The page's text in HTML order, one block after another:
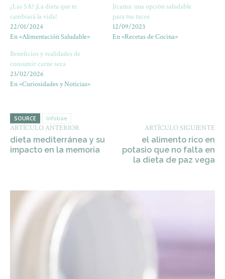
¿Las 5A? ¡La dieta que te
cambiará la vida!
22/01/2024
En «Alimentación Saludable»
Jícama: una opción saludable
para tus tacos
12/09/2023
En «Recetas de Cocina»
Beneficios y realidades de
consumir carne seca
23/02/2026
En «Curiosidades y Noticias»
SOURCE Infobae
ARTÍCULO ANTERIOR
dieta mediterránea y su
impacto en la memoria
ARTÍCULO SIGUIENTE
el alimento rico en
potasio que no falta en
la dieta de paz vega